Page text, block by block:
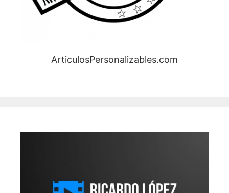
ArticulosPersonalizables.com